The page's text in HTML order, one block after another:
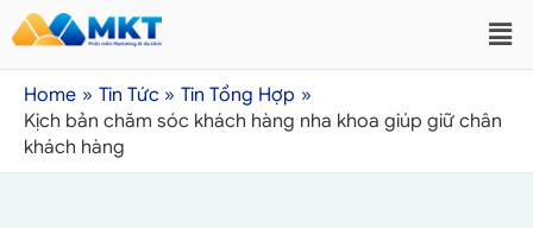
Home Tin Tức
Tin Tổng Hợp
Kịch bản chăm sóc khách hàng nha khoa giúp giữ chân
khách hàng